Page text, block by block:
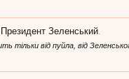
Президент Зеленський.
тільки від пуйла, від